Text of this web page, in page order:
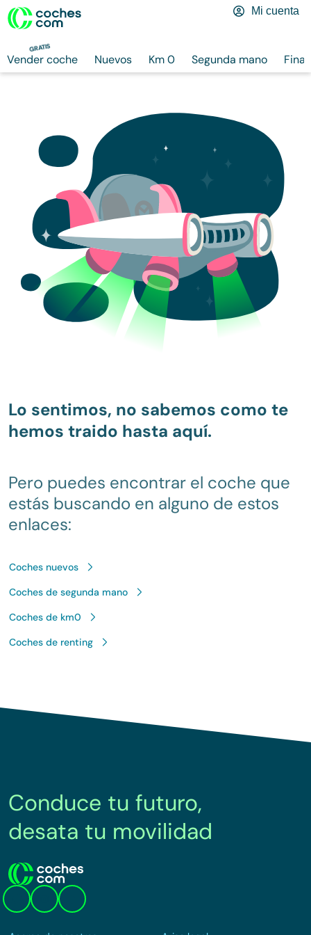
GRATIS
Vender coche Nuevos Km 0 Segunda mano
Mi cuenta
Lo sentimos, no sabemos como te
hemos traido hasta aquí.
Pero puedes encontrar el coche que
estás buscando en alguno de estos
enlaces:
Coches nuevos
Coches de segunda mano
Coches de km0
Coches de renting
Conduce tu futuro,
desata tu movilidad